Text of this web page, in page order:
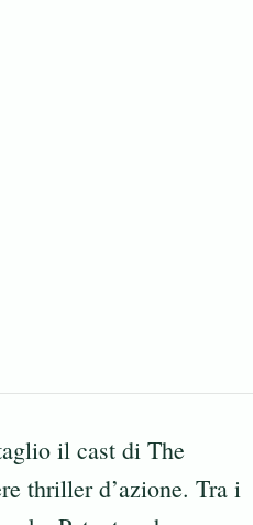
il cast di The
thriller d’azione. Tra i